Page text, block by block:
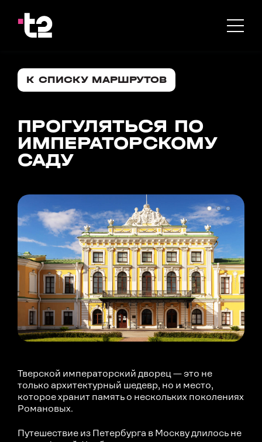
К СПИСКУ МАРШРУТОВ
ПРОГУЛЯТЬСЯ ПО
ИМПЕРАТОРСКОМУ
САДУ
Тверской императорский дворец — это не
только архитектурный шедевр, но и место,
которое хранит память о нескольких поколениях
Романовых.
Путешествие из Петербурга в Москву длилось не